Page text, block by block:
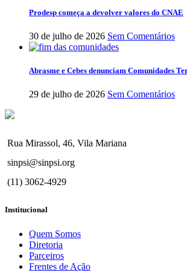
Prodesp começa a devolver valores do CNAE
30 de julho de 2026 Sem Comentários
Abrasme e Cebes denunciam Comunidades
29 de julho de 2026 Sem Comentários
Rua Mirassol, 46, Vila Mariana
sinpsi@sinpsi.org
(11) 3062-4929
Institucional
Quem Somos
Diretoria
Parceiros
Frentes de Ação